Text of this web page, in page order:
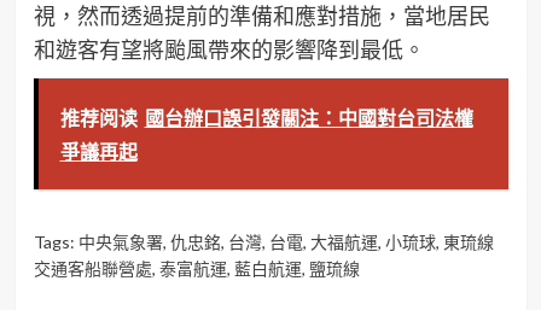
視，然而透過提前的準備和應對措施，當地居民
和遊客有望將颱風帶來的影響降到最低。
推荐阅读 國台辦口誤引發關注：中國對台司法權
爭議再起
Tags: 中央氣象署, 仇忠銘, 台灣, 台電, 大福航運, 小琉球, 東琉線
交通客船聯營處, 泰富航運, 藍白航運, 鹽琉線